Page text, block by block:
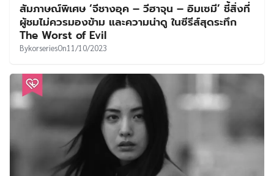
สัมภาษณ์พิเศษ ‘จีชางอุค – วีฮาจุน – อิมเซมี’ ชี้สิ่งที่
ผู้ชมไม่ควรมองข้าม และความน่าดู ในซีรีส์สุดระทึก
The Worst of Evil
BykorseriesOn11/10/2023